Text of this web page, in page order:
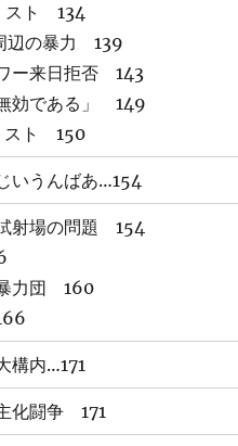
スト 134
辺の暴力 139
ー来日拒否 143
無効である」 149
スト 150
いうんばあ…154
射場の問題 154
力団 160
構内…171
化闘争 171